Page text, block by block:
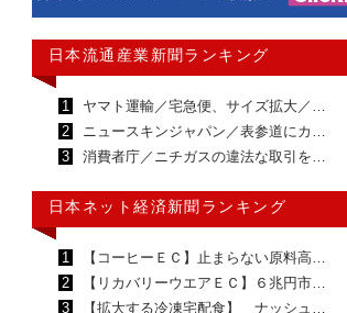
日本流通産業新聞ランキング
1
ヤマト運輸／宅急便、サイズ拡大／…
2
ニュースキンジャパン／表参道にカ…
3
消費者庁／ニチガスの違法な取引を…
日本ネット経済新聞ランキング
1
【コーヒーＥＣ】止まらない原料高…
2
【リカバリーウエアＥＣ】６兆円市…
3
【拡大する冷凍宅配食】 ナッシュ…